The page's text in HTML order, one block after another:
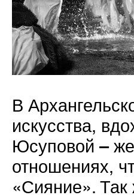
В
искусства,
Юсуповой –
отношениях,
«Сияние». Так